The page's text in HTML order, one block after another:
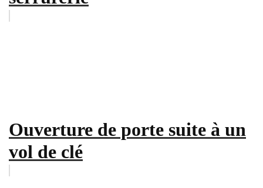
Ouverture de porte suite à un
vol de clé